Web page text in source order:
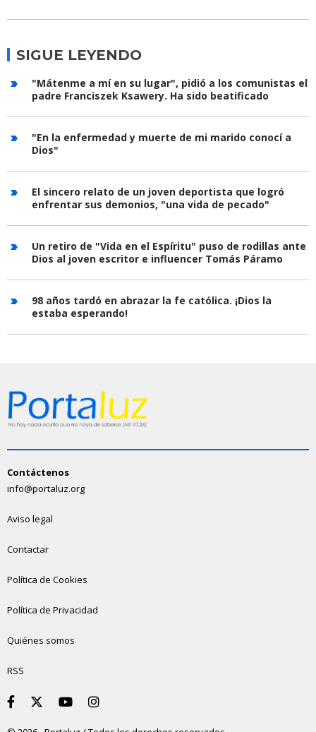
SIGUE LEYENDO
"Mátenme a mí en su lugar", pidió a los comunistas el
padre Franciszek Ksawery. Ha sido beatificado
"En la enfermedad y muerte de mi marido conocí a
Dios"
El sincero relato de un joven deportista que logró
enfrentar sus demonios, "una vida de pecado"
Un retiro de "Vida en el Espíritu" puso de rodillas ante
Dios al joven escritor e influencer Tomás Páramo
98 años tardó en abrazar la fe católica. ¡Dios la
estaba esperando!
Contáctenos
info@portaluz.org
Aviso legal
Contactar
Política de Cookies
Política de Privacidad
Quiénes somos
RSS